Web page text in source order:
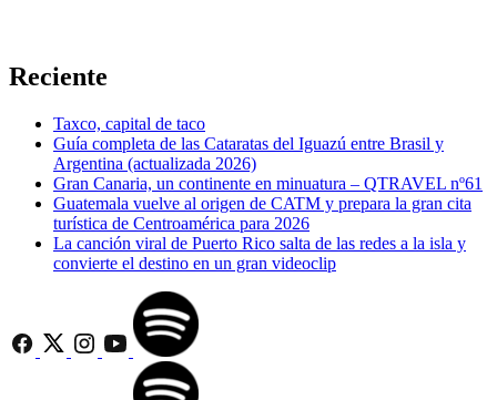
Reciente
Taxco, capital de taco
Guía completa de las Cataratas del Iguazú entre Brasil y
Argentina (actualizada 2026)
Gran Canaria, un continente en minuatura – QTRAVEL nº61
Guatemala vuelve al origen de CATM y prepara la gran cita
turística de Centroamérica para 2026
La canción viral de Puerto Rico salta de las redes a la isla y
convierte el destino en un gran videoclip